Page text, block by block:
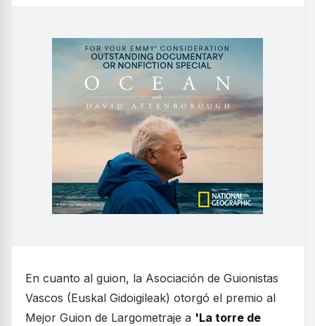
En cuanto al guion, la Asociación de Guionistas
Vascos (Euskal Gidoigileak) otorgó el premio al
Mejor Guion de Largometraje a 'La torre de